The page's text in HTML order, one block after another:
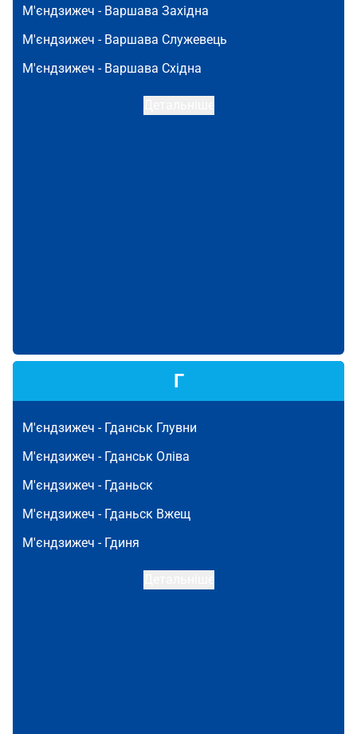
М'єндзижеч - Варшава Західна
М'єндзижеч - Варшава Служевець
М'єндзижеч - Варшава Східна
Г
М'єндзижеч - Гданськ Глувни
М'єндзижеч - Гданськ Оліва
М'єндзижеч - Гданьск
М'єндзижеч - Гданьск Вжещ
М'єндзижеч - Гдиня